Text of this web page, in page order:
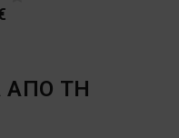
ΑΠΟ ΤΗ